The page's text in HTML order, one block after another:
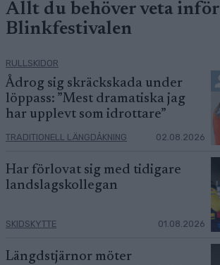
Allt du behöver veta inför
Blinkfestivalen
RULLSKIDOR
Ådrog sig skräckskada under
löppass: ”Mest dramatiska jag
har upplevt som idrottare”
TRADITIONELL LÄNGDÅKNING 02.08.2026
Har förlovat sig med tidigare
landslagskollegan
SKIDSKYTTE 01.08.2026
Längdstjärnor möter